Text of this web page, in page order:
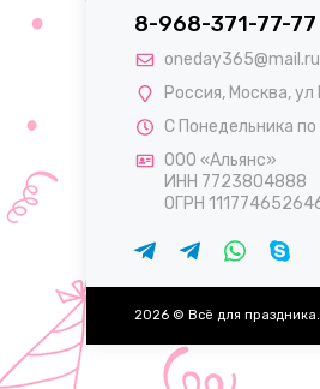
8-968-371-77-77
oneday365@mail.ru
Россия, Москва,ул
С Понедельника по
ООО «Альянс»
ИНН 7723804888
ОГРН
2026 © Всё для праздника.